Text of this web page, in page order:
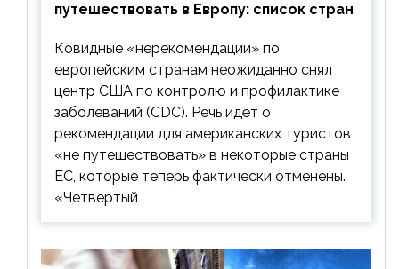
путешествовать в Европу: список стран
Ковидные «нерекомендации» по
европейским странам неожиданно снял
центр США по контролю и профилактике
заболеваний (CDC). Речь идёт о
рекомендации для американских туристов
«не путешествовать» в некоторые страны
ЕС, которые теперь фактически отменены.
«Четвертый